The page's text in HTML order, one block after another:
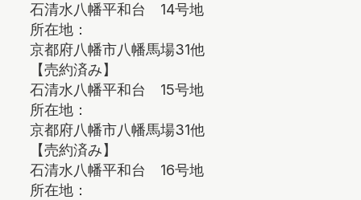
石清水八幡平和台 14号地
所在地：
京都府八幡市八幡馬場31他
【売約済み】
石清水八幡平和台 15号地
所在地：
京都府八幡市八幡馬場31他
【売約済み】
石清水八幡平和台 16号地
所在地：